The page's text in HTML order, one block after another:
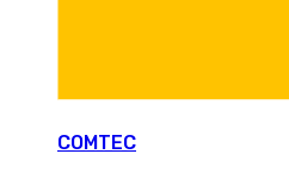
COMTEC